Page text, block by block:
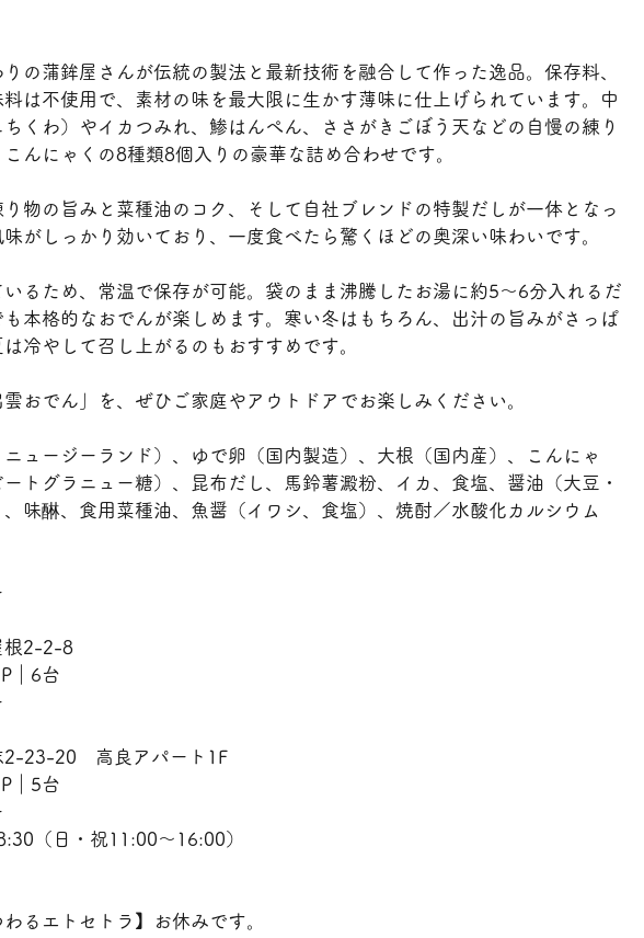
の蒲鉾屋さんが伝統の製法と最新技術を融合して作った逸品。保存料、
は不使用で、素材の味を最大限に生かす薄味に仕上げられています。中
くわ）やイカつみれ、鯵はんぺん、ささがきごぼう天などの自慢の練り
んにゃくの8種類8個入りの豪華な詰め合わせです。
物の旨みと菜種油のコク、そして自社ブレンドの特製だしが一体となっ
がしっかり効いており、一度食べたら驚くほどの奥深い味わいです。
るため、常温で保存が可能。袋のまま沸騰したお湯に約5〜6分入れるだ
本格的なおでんが楽しめます。寒い冬はもちろん、出汁の旨みがさっぱ
冷やして召し上がるのもおすすめです。
おでん」を、ぜひご家庭やアウトドアでお楽しみください。
ュージーランド）、ゆで卵（国内製造）、大根（国内産）、こんにゃ
トグラニュー糖）、昆布だし、馬鈴薯澱粉、イカ、食塩、醤油（大豆・
味醂、食用菜種油、魚醤（イワシ、食塩）、焼酎／水酸化カルシウム
根2-2-8
｜6台
2-23-20　高良アパート1F
｜5台
（日・祝11:00〜16:00）
るエトセトラ】お休みです。